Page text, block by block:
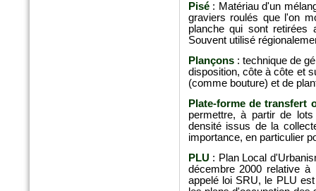
Pisé: Matériau d'un
graviers roulés que l'on
planche qui sont
Souvent utilisé
Plançons: technique de
disposition, côte à côte et
(comme bouture) et de
Plate-forme de transfert
permettre, à partir de
densité issus de la
importance, en particulier
PLU : Plan Local
décembre 2000 relative à
appelé loi SRU, le PLU